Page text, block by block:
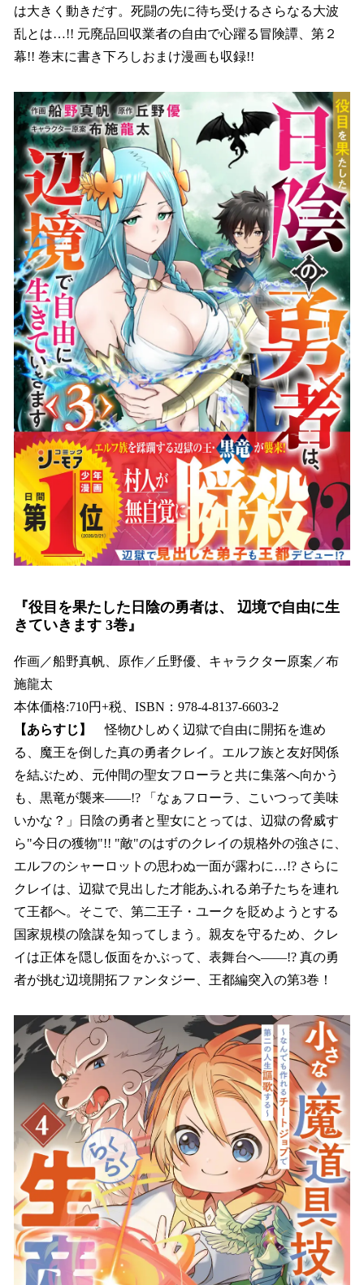
は大きく動きだす。死闘の先に待ち受けるさらなる大波
乱とは…!! 元廃品回収業者の自由で心躍る冒険譚、第２
幕!! 巻末に書き下ろしおまけ漫画も収録!!
『役目を果たした日陰の勇者は、 辺境で自由に生
きていきます 3巻』
作画／船野真帆、原作／丘野優、キャラクター原案／布
施龍太
本体価格:710円+税、ISBN：978-4-8137-6603-2
【あらすじ】
怪物ひしめく辺獄で自由に開拓を進め
る、魔王を倒した真の勇者クレイ。エルフ族と友好関係
を結ぶため、元仲間の聖女フローラと共に集落へ向かう
も、黒竜が襲来――!? 「なぁフローラ、こいつって美味
いかな？」日陰の勇者と聖女にとっては、辺獄の脅威す
ら"今日の獲物"!! "敵"のはずのクレイの規格外の強さに、
エルフのシャーロットの思わぬ一面が露わに…!? さらに
クレイは、辺獄で見出した才能あふれる弟子たちを連れ
て王都へ。そこで、第二王子・ユークを貶めようとする
国家規模の陰謀を知ってしまう。親友を守るため、クレ
イは正体を隠し仮面をかぶって、表舞台へ――!? 真の勇
者が挑む辺境開拓ファンタジー、王都編突入の第3巻！